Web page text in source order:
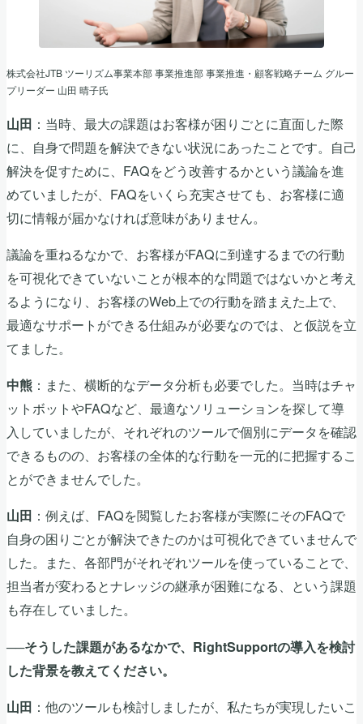
株式会社JTB ツーリズム事業本部 事業推進部 事業推進・顧客戦略チーム グルー
プリーダー 山田 晴子氏
山田 ：当時、最大の課題はお客様が困りごとに直面した際
に、自身で問題を解決できない状況にあったことです。自己
解決を促すために、FAQをどう改善するかという議論を進
めていましたが、FAQをいくら充実させても、お客様に適
切に情報が届かなければ意味がありません。
議論を重ねるなかで、お客様がFAQに到達するまでの行動
を可視化できていないことが根本的な問題ではないかと考え
るようになり、お客様のWeb上での行動を踏まえた上で、
最適なサポートができる仕組みが必要なのでは、と仮説を立
てました。
中熊 ：また、横断的なデータ分析も必要でした。当時はチャ
ットボットやFAQなど、最適なソリューションを探して導
入していましたが、それぞれのツールで個別にデータを確認
できるものの、お客様の全体的な行動を一元的に把握するこ
とができませんでした。
山田 ：例えば、FAQを閲覧したお客様が実際にそのFAQで
自身の困りごとが解決できたのかは可視化できていませんで
した。また、各部門がそれぞれツールを使っていることで、
担当者が変わるとナレッジの継承が困難になる、という課題
も存在していました。
──そうした課題があるなかで、RightSupportの導入を検討
した背景を教えてください。
山田 ：他のツールも検討しましたが、私たちが実現したいこ